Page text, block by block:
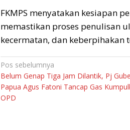
FKMPS menyatakan kesiapan
memastikan proses penulisan
kecermatan, dan keberpihakan
Navigasi
pos
Pos sebelumnya
Belum Genap Tiga Jam Dilantik, Pj
Papua Agus Fatoni Tancap Gas
OPD